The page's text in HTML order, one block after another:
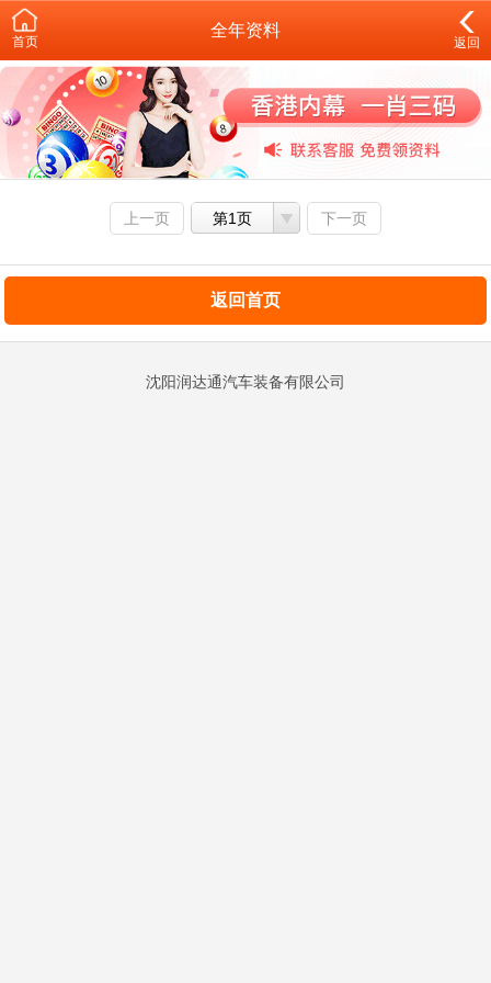
首页
全年资料
返回
上一页 第1页 下一页
返回首页
沈阳润达通汽车装备有限公司